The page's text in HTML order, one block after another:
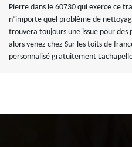
Pierre dans le 60730 qui exerce ce
n’importe quel problème de
trouvera toujours une issue pour des
alors venez chez Sur les toits de
personnalisé gratuitement